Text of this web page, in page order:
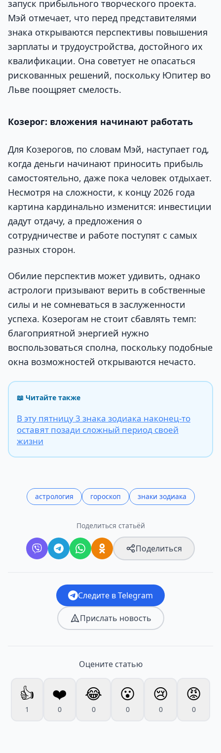
запуск прибыльного творческого проекта.
Мэй отмечает, что перед представителями
знака открываются перспективы повышения
зарплаты и трудоустройства, достойного их
квалификации. Она советует не опасаться
рискованных решений, поскольку Юпитер во
Льве поощряет смелость.
Козерог: вложения начинают работать
Для Козерогов, по словам Мэй, наступает год,
когда деньги начинают приносить прибыль
самостоятельно, даже пока человек отдыхает.
Несмотря на сложности, к концу 2026 года
картина кардинально изменится: инвестиции
дадут отдачу, а предложения о
сотрудничестве и работе поступят с самых
разных сторон.
Обилие перспектив может удивить, однако
астрологи призывают верить в собственные
силы и не сомневаться в заслуженности
успеха. Козерогам не стоит сбавлять темп:
благоприятной энергией нужно
воспользоваться сполна, поскольку подобные
окна возможностей открываются нечасто.
📖 Читайте также
В эту пятницу 3 знака зодиака наконец-то
оставят позади сложный период своей
жизни
астрология гороскоп знаки зодиака
Поделиться статьёй
Поделиться
Следите в Telegram
Прислать новость
Оцените статью
👍
1
❤️
0
😂
0
😮
0
😢
0
😡
0